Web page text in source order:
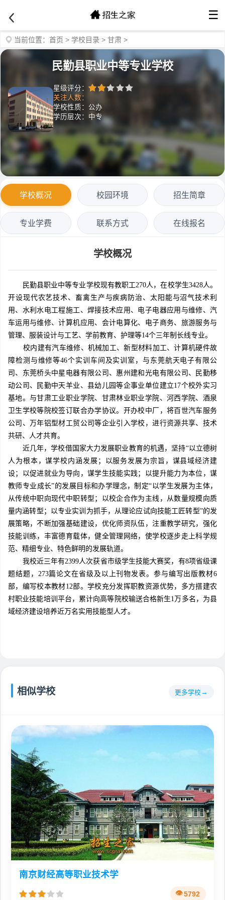
☰
当前位置： 首页 > 学校目录 > 甘肃 >
民勤县职业中等专业学校
星级评分：
关注人数：
学校性质：公办
学历层次：中专
学校概况 校园环境 招生简章
专业学费 联系方式 在线报名
学校概况
民勤县职业中等专业学校现有教职工270人，在校学生3428人。
开设现代农艺技术、畜禽生产与疾病防治、太阳能与沼气技术利
用、水利水电工程施工、焊接技术应用、电子电器应用与维修、汽
车运用与维修、计算机应用、会计电算化、电子商务、旅游服务与
管理、服装设计与工艺、学前教育、护理等14个三年制长线专业。
校内建有汽车维修、机械加工、新型材料加工、计算机硬件故
障检测与维修等46个实训车间及实训室，与东莞航天电子有限公
司、东莞桥头中星电器有限公司、惠州建和光电有限公司、民勤移
动公司、民勤中天羊业、县幼儿园等企事业单位建立17个校外实习
基地。与甘肃工业职业学院、甘肃林业职业学院、河西学院、酒泉
卫生学校等院校签订联合办学协议。开办校中厂，将百世汽车服务
公司、万年铝型材工贸公司等企业引入学校，进行资源共享、技术
共研、人才共育。
近几年，学校借国家大力发展职业教育的机遇，坚持“以立德树
人为根本，谋学校内涵发展；以服务发展为宗旨，谋县域经济建
设；以促进就业为导向，谋学生技能实践；以提升能力为本位，谋
教师专业成长”的发展目标和办学理念，制定“以学生发展为主体，
从传统中职向现代中职转型；以校企合作为主线，从数量规模向质
量内涵转型；以专业实训为抓手，从理论应试向技能工匠转型”的发
展策略，不断加强基础建设，优化师资队伍，注重教学研究，强化
技能训练，丰富德育载体，健全管理网络，使学校逐步走上科学规
范、精细专业、特色鲜明的发展轨道。
我校近三年有2399人次获省市级学生技能大赛奖，有8项省级课
题结题，273篇论文在省级及以上刊物发表。参与编写出版教材6
部，编写校本教材12部。学校充分发挥职教资源优势，多方搭建农
村职业技能培训平台，累计向高等院校输送合格新生1万多名，为县
域经济建设培养近万名实用技能型人才。
相似学校 更多学校
南京财经高等职业技术学
5792